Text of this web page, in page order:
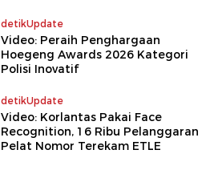
detikUpdate
Video: Peraih Penghargaan
Hoegeng Awards 2026 Kategori
Polisi Inovatif
detikUpdate
Video: Korlantas Pakai Face
Recognition, 16 Ribu Pelanggaran
Pelat Nomor Terekam ETLE